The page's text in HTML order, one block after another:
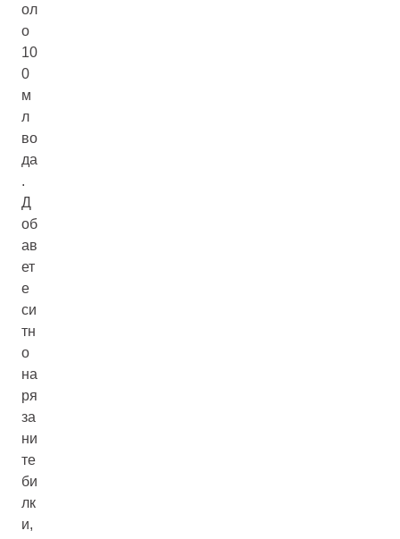
ол
о
10
0
м
л
во
да
.
Д
об
ав
ет
е
си
тн
о
на
ря
за
ни
те
би
лк
и,